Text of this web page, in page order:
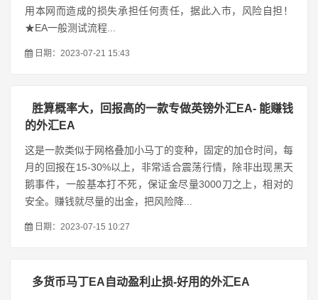
用本网而造成的损失承担任何责任，据此入市，风险自担！
★EA一般测试流程...
日期：2023-07-21 15:43
胜算概率大，回报高的一款专做英镑外汇EA- 能赚钱
的外汇EA
这是一款类似于网格叠加小马丁的变种，固定的加仓时间，每
月的回报在15-30%以上，非常适合震荡行情，除非出现黑天
鹅事件，一般基本打不死，保证金尽量3000刀之上，相对的
安全。赚钱就尽量的出金，把风险降...
日期：2023-07-15 10:27
多货币马丁EA自动盈利止损-好用的外汇EA